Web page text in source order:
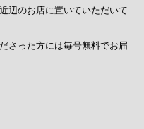
辺のお店に置いていただいて
さった方には毎号無料でお届